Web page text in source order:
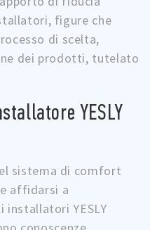
figure che
di scelta,
dei prodotti, tutelato
YESLY
sistema di comfort
affidarsi a
YESLY